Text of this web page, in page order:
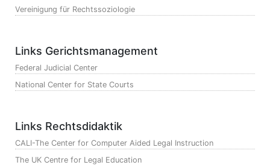
Vereinigung für Rechtssoziologie
Links Gerichtsmanagement
Federal Judicial Center
National Center for State Courts
Links Rechtsdidaktik
CALI-The Center for Computer Aided Legal Instruction
The UK Centre for Legal Education